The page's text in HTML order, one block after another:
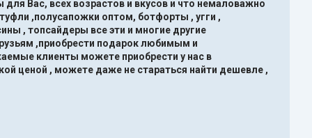
Вас, всех возрастов и вкусов и что немаловажно
,полусапожки оптом, ботфорты , угги ,
, топсайдеры все эти и многие другие
,приобрести подарок любимым и
клиенты можете приобрести у нас в
ценой , можете даже не стараться найти дешевле ,